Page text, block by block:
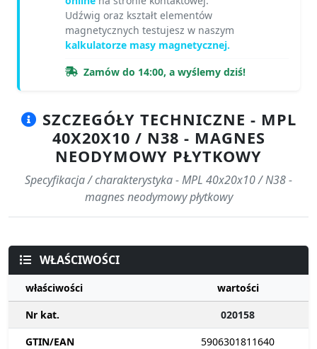
Udźwig oraz kształt elementów
magnetycznych testujesz w naszym
kalkulatorze masy magnetycznej.
Zamów do 14:00, a wyślemy dziś!
SZCZEGÓŁY TECHNICZNE - MPL
40X20X10 / N38 - MAGNES
NEODYMOWY PŁYTKOWY
Specyfikacja / charakterystyka - MPL 40x20x10 / N38 -
magnes neodymowy płytkowy
WŁAŚCIWOŚCI
właściwości
wartości
Nr kat.
020158
GTIN/EAN
5906301811640